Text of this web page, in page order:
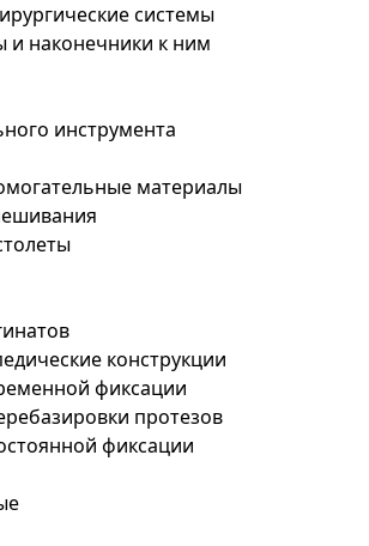
системы
и наконечники к ним
инструмента
материалы
конструкции
фиксации
протезов
фиксации